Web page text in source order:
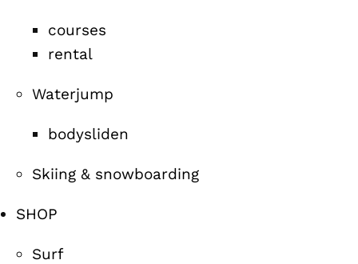
courses
rental
Waterjump
bodysliden
Skiing & snowboarding
SHOP
Surf